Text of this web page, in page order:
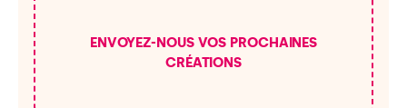
ENVOYEZ-NOUS VOS PROCHAINES
CRÉATIONS